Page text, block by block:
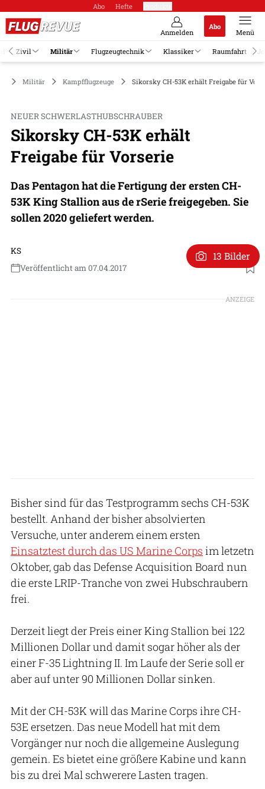
Abo Hefte
Anmelden
Abo
Menü
Zivil Militär Flugzeugtechnik Klassiker Raumfahrt
Militär Kampfflugzeuge Sikorsky CH-53K erhält Freigabe für
NEUER SCHWERLASTHUBSCHRAUBER
Sikorsky CH-53K erhält
Freigabe für Vorserie
Das Pentagon hat die Fertigung der ersten CH-
53K King Stallion aus de rSerie freigegeben. Sie
sollen 2020 geliefert werden.
KS
Veröffentlicht am 07.04.2017
13 Bilder
ANZEIGE
Bisher sind für das Testprogramm sechs CH-53K
bestellt. Anhand der bisher absolvierten
Versuche, unter anderem einem ersten
Einsatztest durch das US Marine Corps im letzetn
Oktober, gab das Defense Acquisition Board nun
die erste LRIP-Tranche von zwei Hubschraubern
frei.
Derzeit liegt der Preis einer King Stallion bei 122
Millionen Dollar und damit sogar höher als der
einer F-35 Lightning II. Im Laufe der Serie soll er
aber auf unter 90 Millionen Dollar sinken.
Mit der CH-53K will das Marine Corps ihre CH-
53E ersetzen. Das neue Modell hat mit dem
Vorgänger nur noch die allgemeine Auslegung
gemein. Es bietet eine größere Kabine und kann
bis zu drei Mal schwerere Lasten tragen.